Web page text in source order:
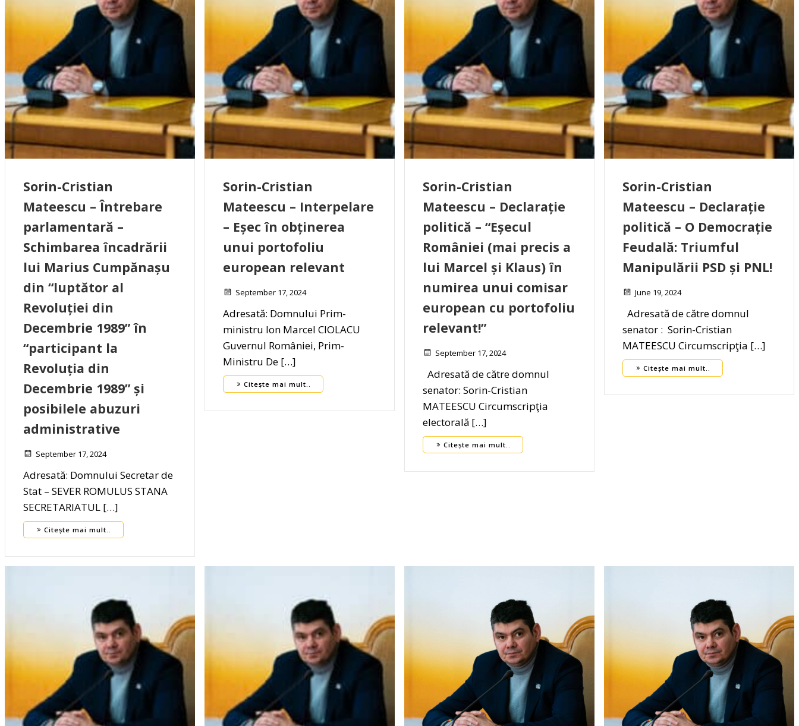
Sorin-Cristian
Mateescu – Întrebare
parlamentară –
Schimbarea încadrării
lui Marius Cumpănașu
din “luptător al
Revoluției din
Decembrie 1989” în
“participant la
Revoluția din
Decembrie 1989” și
posibilele abuzuri
administrative
September 17, 2024
Adresată: Domnului Secretar de
Stat – SEVER ROMULUS STANA
SECRETARIATUL […]
Citește mai mult..
Sorin-Cristian
Mateescu – Interpelare
– Eșec în obținerea
unui portofoliu
european relevant
September 17, 2024
Adresată: Domnului Prim-
ministru Ion Marcel CIOLACU
Guvernul României, Prim-
Ministru De […]
Citește mai mult..
Sorin-Cristian
Mateescu – Declarație
politică – “Eșecul
României (mai precis a
lui Marcel și Klaus) în
numirea unui comisar
european cu portofoliu
relevant!”
September 17, 2024
Adresată de către domnul
senator: Sorin-Cristian
MATEESCU Circumscripţia
electorală […]
Citește mai mult..
Sorin-Cristian
Mateescu – Declarație
politică – O Democrație
Feudală: Triumful
Manipulării PSD și PNL!
June 19, 2024
Adresată de către domnul
senator : Sorin-Cristian
MATEESCU Circumscripţia […]
Citește mai mult..